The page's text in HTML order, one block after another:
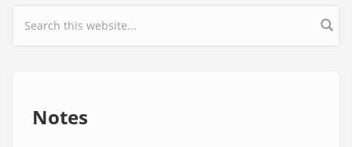
Search form
Notes